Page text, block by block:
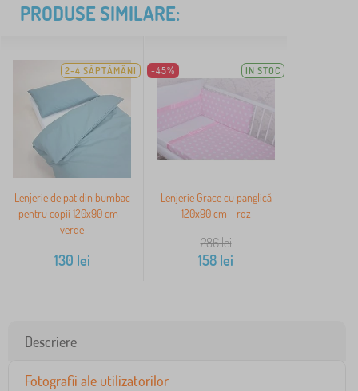
PRODUSE SIMILARE:
2-4 SĂPTĂMÂNI
Lenjerie de pat din bumbac
pentru copii 120x90 cm -
verde
130 lei
-45% IN STOC
Lenjerie Grace cu panglică
120x90 cm - roz
286lei
158 lei
Descriere
Fotografii ale utilizatorilor